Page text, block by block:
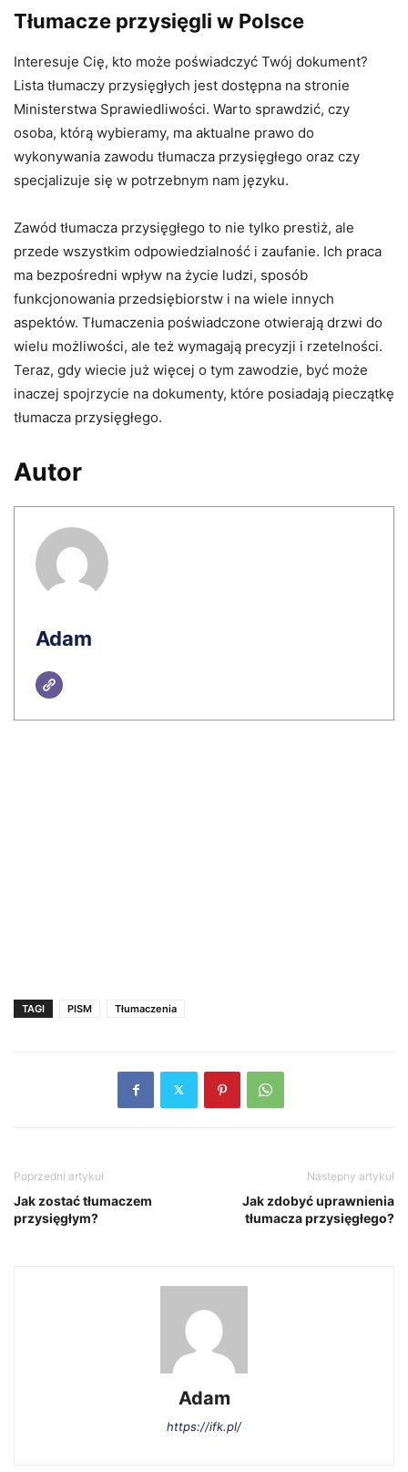
Tłumacze przysięgli w Polsce
Interesuje Cię, kto może poświadczyć Twój dokument?
Lista tłumaczy przysięgłych jest dostępna na stronie
Ministerstwa Sprawiedliwości. Warto sprawdzić, czy
osoba, którą wybieramy, ma aktualne prawo do
wykonywania zawodu tłumacza przysięgłego oraz czy
specjalizuje się w potrzebnym nam języku.
Zawód tłumacza przysięgłego to nie tylko prestiż, ale
przede wszystkim odpowiedzialność i zaufanie. Ich praca
ma bezpośredni wpływ na życie ludzi, sposób
funkcjonowania przedsiębiorstw i na wiele innych
aspektów. Tłumaczenia poświadczone otwierają drzwi do
wielu możliwości, ale też wymagają precyzji i rzetelności.
Teraz, gdy wiecie już więcej o tym zawodzie, być może
inaczej spojrzycie na dokumenty, które posiadają pieczątkę
tłumacza przysięgłego.
Autor
Adam
TAGI PISM Tłumaczenia
Poprzedni artykuł
Jak zostać tłumaczem
przysięgłym?
Następny artykuł
Jak zdobyć uprawnienia
tłumacza przysięgłego?
Adam
https://ifk.pl/